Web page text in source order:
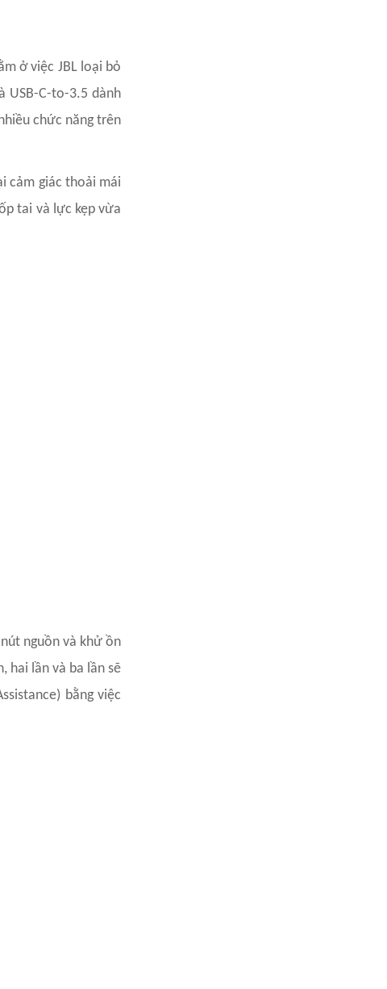
ở việc JBL loại bỏ
USB-C-to-3.5 dành
chức năng trên
cảm giác thoải mái
tai và lực kẹp vừa
nguồn và khử ồn
hai lần và ba lần sẽ
bằng việc